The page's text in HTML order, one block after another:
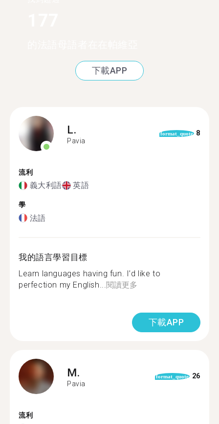
下載APP
L.
Pavia
format_quote 8
流利
義大利語 英語
學
法語
我的語言學習目標
Learn languages having fun. I’d like to
perfection my English... 閱讀更多
下載APP
M.
Pavia
format_quote 26
流利